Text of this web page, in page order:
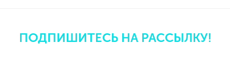
ПОДПИШИТЕСЬ НА РАССЫЛКУ!